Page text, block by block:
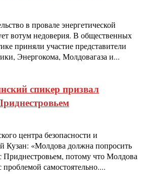
в провале энергетической
вотум недоверия. В общественных
приняли участие представители
Энергокома, Молдовагаза и...
спикер призвал
центра безопасности и
Кузан: «Молдова должна попросить
Приднестровьем, потому что Молдова
самостоятельно....